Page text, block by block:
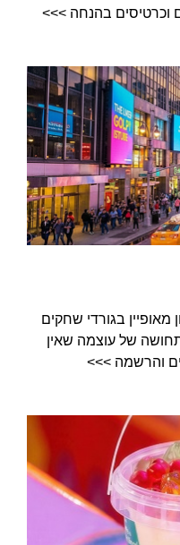
וכרטיסים בהנחה >>>
מאופיין בגורדי שחקים
של עוצמה שאין
והרשמה >>>